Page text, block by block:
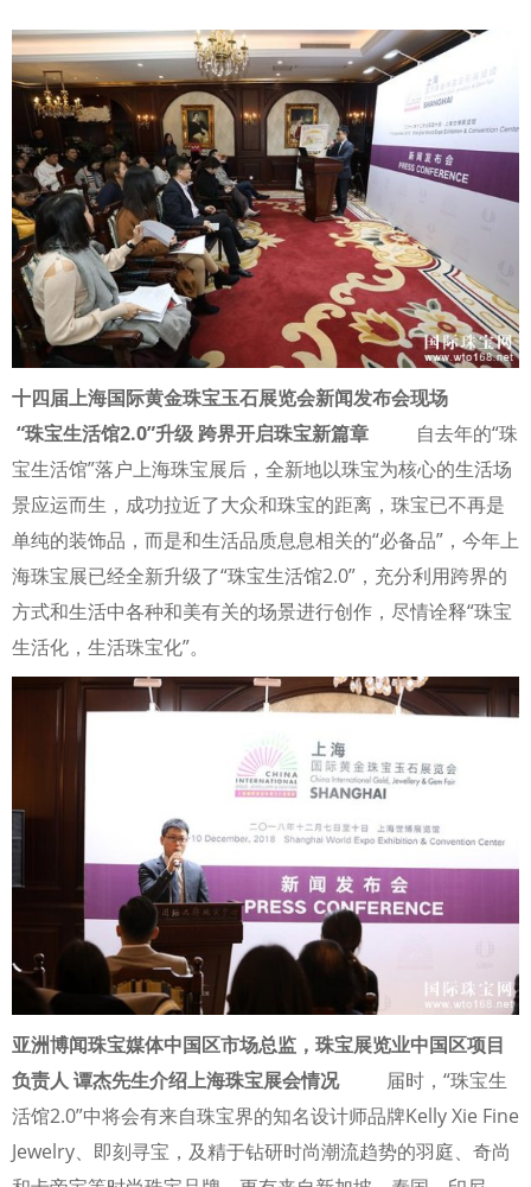
十四届上海国际黄金珠宝玉石展览会新闻发布会现场
“珠宝生活馆2.0”升级 跨界开启珠宝新篇章 自去年的“珠
宝生活馆”落户上海珠宝展后，全新地以珠宝为核心的生活场
景应运而生，成功拉近了大众和珠宝的距离，珠宝已不再是
单纯的装饰品，而是和生活品质息息相关的“必备品”，今年上
海珠宝展已经全新升级了“珠宝生活馆2.0”，充分利用跨界的
方式和生活中各种和美有关的场景进行创作，尽情诠释“珠宝
生活化，生活珠宝化”。
亚洲博闻珠宝媒体中国区市场总监，珠宝展览业中国区项目
负责人 谭杰先生介绍上海珠宝展会情况届时，“珠宝生
活馆2.0”中将会有来自珠宝界的知名设计师品牌Kelly Xie Fine
Jewelry、即刻寻宝，及精于钻研时尚潮流趋势的羽庭、奇尚